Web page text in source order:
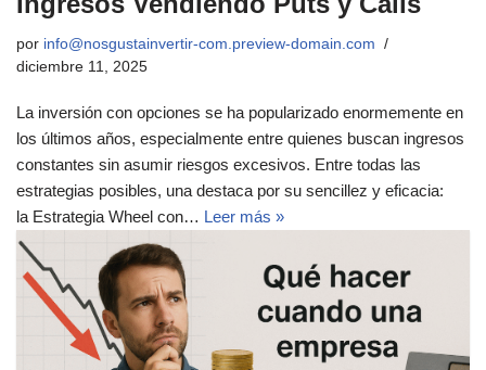
por info@nosgustainvertir-com.preview-domain.com
diciembre 11, 2025
La inversión con opciones se ha popularizado enormemente en
los últimos años, especialmente entre quienes buscan ingresos
constantes sin asumir riesgos excesivos. Entre todas las
estrategias posibles, una destaca por su sencillez y eficacia:
la Estrategia Wheel con… Leer más »